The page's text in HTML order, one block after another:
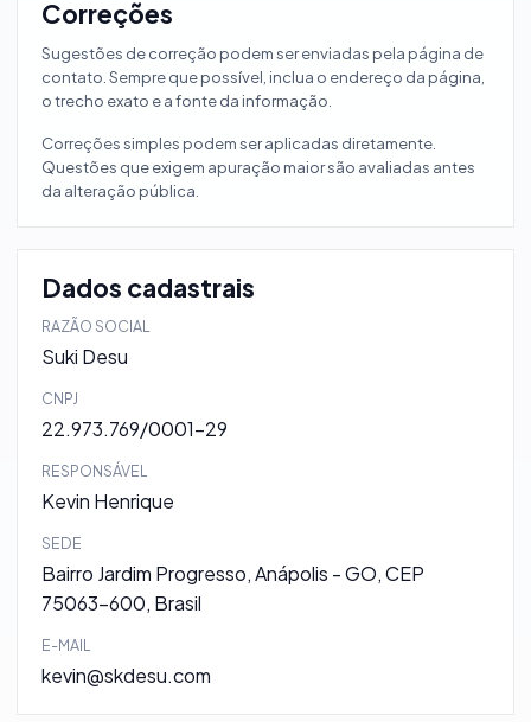
Correções
Sugestões de correção podem ser enviadas pela página de
contato. Sempre que possível, inclua o endereço da página,
o trecho exato e a fonte da informação.
Correções simples podem ser aplicadas diretamente.
Questões que exigem apuração maior são avaliadas antes
da alteração pública.
Dados cadastrais
RAZÃO SOCIAL
Suki Desu
CNPJ
22.973.769/0001-29
RESPONSÁVEL
Kevin Henrique
SEDE
Bairro Jardim Progresso, Anápolis - GO, CEP
75063-600, Brasil
E-MAIL
kevin@skdesu.com